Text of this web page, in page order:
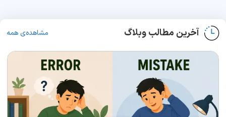
آخرین مطالب وبلاگ مشاهده‌ی همه